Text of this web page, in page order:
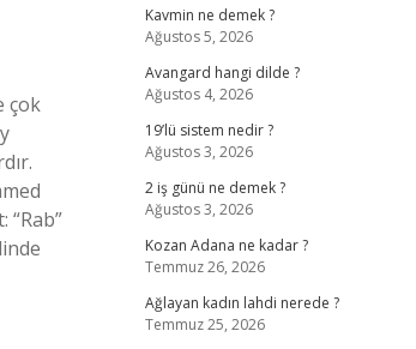
çok
“Rab”
Kavmin ne demek ?
Ağustos 5, 2026
Avangard hangi dilde ?
Ağustos 4, 2026
19’lü sistem nedir ?
Ağustos 3, 2026
2 iş günü ne demek ?
Ağustos 3, 2026
Kozan Adana ne kadar ?
Temmuz 26, 2026
Ağlayan kadın lahdi nerede ?
Temmuz 25, 2026